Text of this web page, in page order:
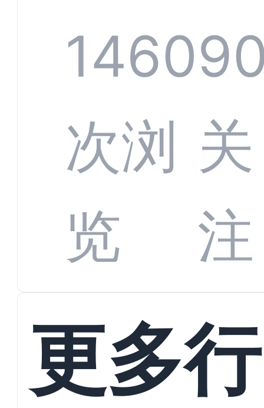
规模化
增长与
数字化
蜕变
服系统
全渠道
数据对
接
1460
次浏
览
关
注
更多行